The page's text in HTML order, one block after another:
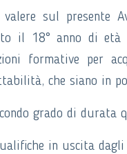
sul presente
il 18° anno di età
formative per
che siano in
grado di durata
in uscita dagli